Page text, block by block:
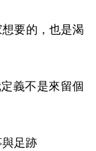
要的，也是渴
義不是來留個
跡